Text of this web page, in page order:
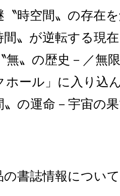
〝時空間〟の存在
間〟が逆転する現
無〟の歴史－／無
ホール」に入り込
〟の運命－宇宙の
書誌情報につい